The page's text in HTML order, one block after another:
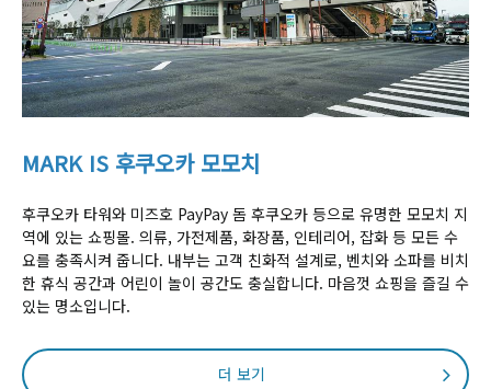
MARK IS 후쿠오카 모모치
후쿠오카 타워와 미즈호 PayPay 돔 후쿠오카 등으로 유명한 모모치 지
역에 있는 쇼핑몰. 의류, 가전제품, 화장품, 인테리어, 잡화 등 모든 수
요를 충족시켜 줍니다. 내부는 고객 친화적 설계로, 벤치와 소파를 비치
한 휴식 공간과 어린이 놀이 공간도 충실합니다. 마음껏 쇼핑을 즐길 수
있는 명소입니다.
더 보기